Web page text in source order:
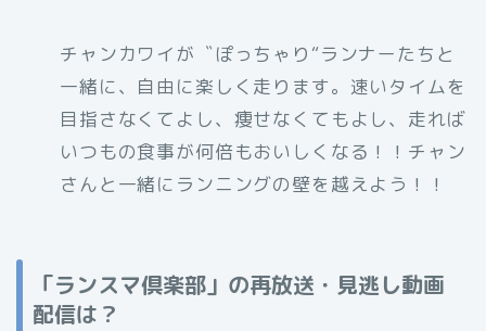
チャンカワイが〝ぽっちゃり“ランナーたちと
一緒に、自由に楽しく走ります。速いタイムを
目指さなくてよし、痩せなくてもよし、走れば
いつもの食事が何倍もおいしくなる！！チャン
さんと一緒にランニングの壁を越えよう！！
「ランスマ倶楽部」の再放送・見逃し動画
配信は？